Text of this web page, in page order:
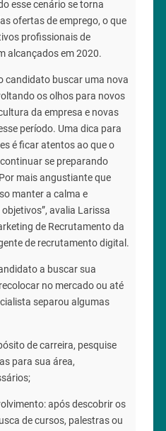
esse cenário se torna
ofertas de emprego, o que
profissionais de
alcançados em 2020.
candidato buscar uma nova
os olhos para novos
da empresa e novas
período. Uma dica para
é ficar atentos ao que o
se preparando
mais angustiante que
manter a calma e
avalia Larissa
de Recrutamento da
de recrutamento digital.
a buscar sua
no mercado ou até
separou algumas
de carreira, pesquise
para sua área,
após descobrir os
de cursos, palestras ou